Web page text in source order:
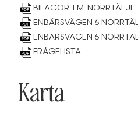
BILAGOR. LM. NORRTÄLJE
ENBÄRSVÄGEN 6
ENBÄRSVÄGEN 6
FRÅGELISTA
Karta